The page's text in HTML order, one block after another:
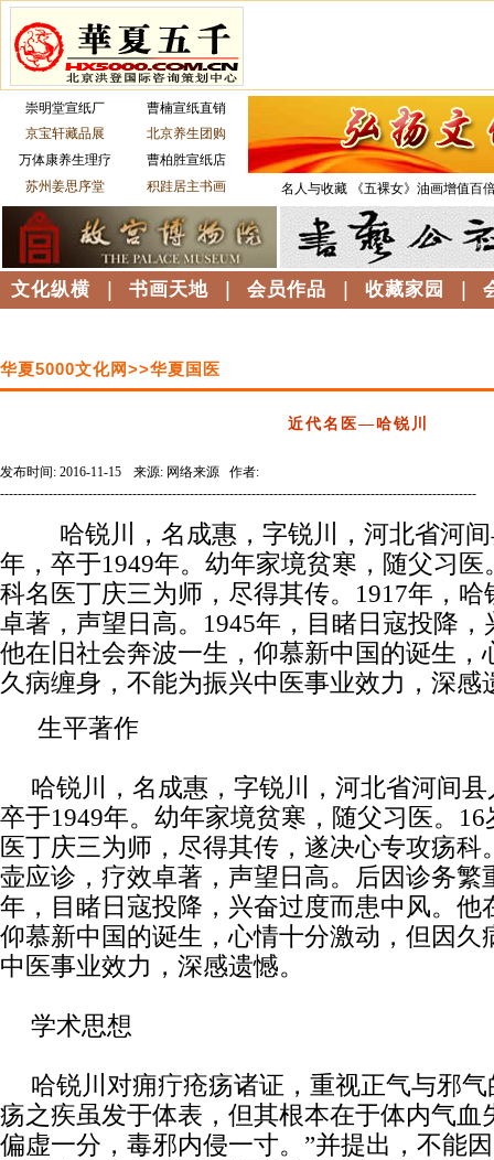
崇明堂宣纸厂
曹楠宣纸直销
京宝轩藏品展
北京养生团购
万体康养生理疗
曹柏胜宣纸店
苏州姜思序堂
积跬居主书画 名人与收藏 《五裸女》油画增值百
文化纵横 书画天地 会员作品 收藏家园
华夏5000文化网>>华夏国医
近代名医—哈锐川
发布时间: 2016-11-15
来源: 网络来源 作者:
------------------------------------------------------------------------------------------------------------
哈锐川，名成惠，字锐川，河北省河间
年，卒于1949年。幼年家境贫寒，随父习
科名医丁庆三为师，尽得其传。1917年，
卓著，声望日高。1945年，目睹日寇投降
他在旧社会奔波一生，仰慕新中国的诞生，
久病缠身，不能为振兴中医事业效力，深感
生平著作
哈锐川，名成惠，字锐川，河北省河间
卒于1949年。幼年家境贫寒，随父习医。
医丁庆三为师，尽得其传，遂决心专攻疡科
壶应诊，疗效卓著，声望日高。后因诊务繁
年，目睹日寇投降，兴奋过度而患中风。他
仰慕新中国的诞生，心情十分激动，但因久
中医事业效力，深感遗憾。
学术思想
哈锐川对痈疔疮疡诸证，重视正气与邪
疡之疾虽发于体表，但其根本在于体内气血
偏虚一分，毒邪内侵一寸。”并提出，不能